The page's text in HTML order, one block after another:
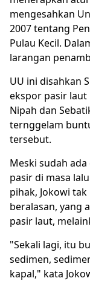
mengesahkan
2007 tentang
Pulau Kecil.
larangan
UU ini disahkan
ekspor pasir laut
Nipah dan
ternggelam
tersebut.
Meski sudah
pasir di masa
pihak, Jokowi
beralasan, yang
pasir laut,
"Sekali lagi, itu
sedimen,
kapal," kata